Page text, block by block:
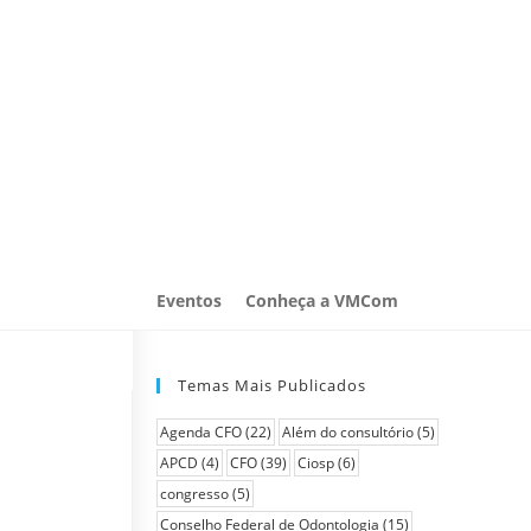
Eventos Conheça a VMCom
Temas Mais Publicados
Agenda CFO(22) Além do consultório(5)
APCD (4) CFO(39) Ciosp(6)
congresso(5)
Conselho Federal de Odontologia (15)